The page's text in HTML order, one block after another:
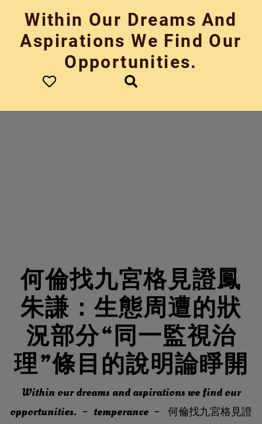
content
Within Our Dreams And
Aspirations We Find Our
Opportunities.
何倫找九宮格見證鳳
朱謙：生態周遭的狀
況部分“同一監視治
理”條目的說明論睜開
Within our dreams and aspirations we find our
opportunities.
temperance
何倫找九宮格見證